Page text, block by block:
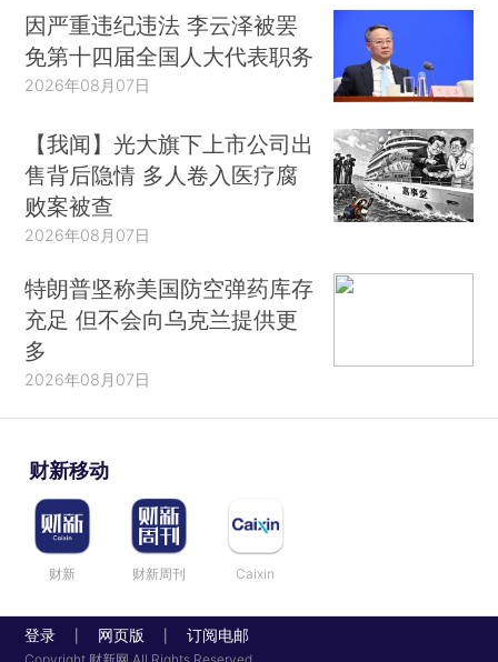
因严重违纪违法 李云泽被罢
免第十四届全国人大代表职务
2026年08月07日
【我闻】光大旗下上市公司出
售背后隐情 多人卷入医疗腐
败案被查
2026年08月07日
特朗普坚称美国防空弹药库存
充足 但不会向乌克兰提供更
多
2026年08月07日
财新移动
财新 财新周刊 Caixin
登录 网页版 订阅电邮